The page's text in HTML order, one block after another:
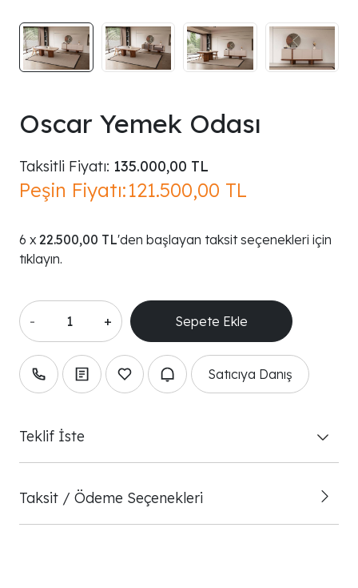
Oscar Yemek Odası
Taksitli Fiyatı: 135.000,00 TL
Peşin Fiyatı:121.500,00 TL
22.500,00 TL'den başlayan taksit seçenekleri için
tıklayın.
- +
Satıcıya Danış
Teklif İste
Taksit / Ödeme Seçenekleri